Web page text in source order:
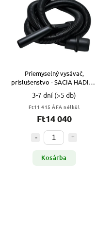
Priemyselný vysávač,
príslušenstvo - SACIA HADICA
PRE FLEX VYSÁVAČ S 36 , S 47-
long2,7m
3-7 dní (>5 db)
Ft11 415 ÁFA nélkül
Ft14 040
Kosárba